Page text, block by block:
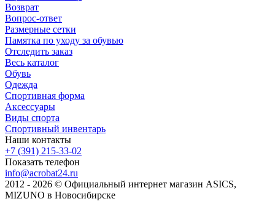
Возврат
Вопрос-ответ
Размерные сетки
Памятка по уходу за обувью
Отследить заказ
Весь каталог
Обувь
Одежда
Спортивная форма
Аксессуары
Виды спорта
Спортивный инвентарь
Наши контакты
+7 (391) 215-33-02
Показать телефон
info@acrobat24.ru
2012 - 2026 © Официальный интернет магазин ASICS,
MIZUNO в Новосибирске